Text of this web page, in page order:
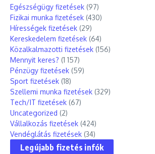
Egészségügy fizetések (97)
Fizikai munka fizetések (430)
Hírességek fizetések (29)
Kereskedelem fizetések (64)
Közalkalmazotti fizetések (156)
Mennyit keres? (1 157)
Pénzügy fizetések (59)
Sport fizetések (18)
Szellemi munka fizetések (329)
Tech/IT fizetések (67)
Uncategorized (2)
Vállalkozás fizetések (424)
Vendéglátás fizetések (34)
Legújabb fizetés infók